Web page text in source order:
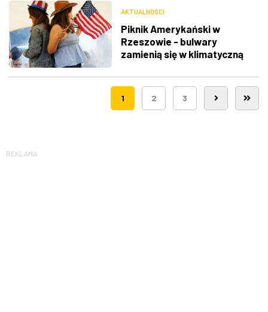
AKTUALNOŚCI
Piknik Amerykański w
Rzeszowie - bulwary
zamienią się w klimatyczną
1 2 3
REKLAMA